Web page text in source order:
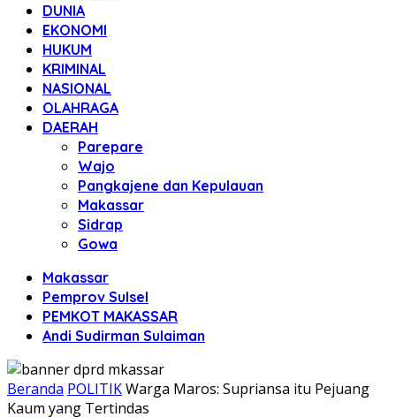
DUNIA
EKONOMI
HUKUM
KRIMINAL
NASIONAL
OLAHRAGA
DAERAH
Parepare
Wajo
Pangkajene dan Kepulauan
Makassar
Sidrap
Gowa
Makassar
Pemprov Sulsel
PEMKOT MAKASSAR
Andi Sudirman Sulaiman
Beranda POLITIKWarga Maros: Supriansa itu Pejuang
Kaum yang Tertindas